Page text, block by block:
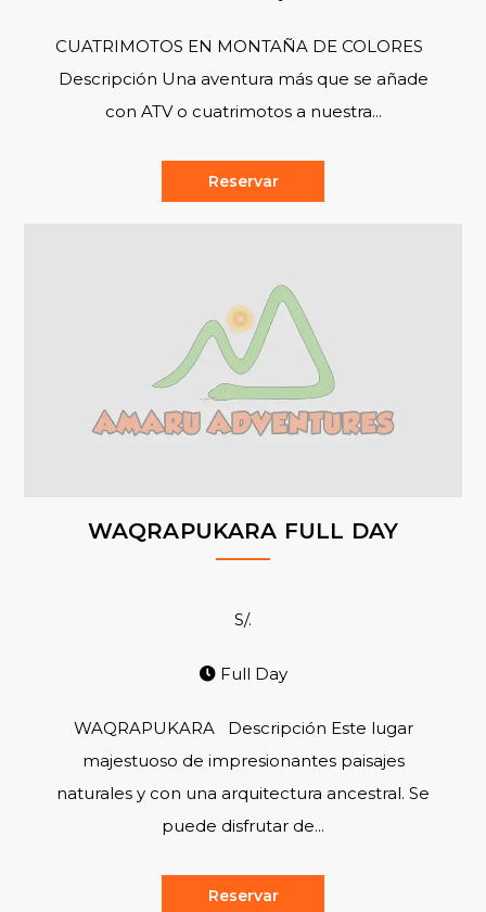
CUATRIMOTOS EN MONTAÑA DE COLORES
Descripción Una aventura más que se añade
con ATV o cuatrimotos a nuestra...
Reservar
WAQRAPUKARA FULL DAY
S/.
Full Day
WAQRAPUKARA Descripción Este lugar
majestuoso de impresionantes paisajes
naturales y con una arquitectura ancestral. Se
puede disfrutar de...
Reservar